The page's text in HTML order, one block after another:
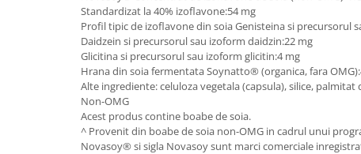
Standardizat la 40% izoflavone:54 mg
Profil tipic de izoflavone din soia Genisteina si precursorul
Daidzein si precursorul sau izoform daidzin:22 mg
Glicitina si precursorul sau izoform glicitin:4 mg
Hrana din soia fermentata Soynatto® (organica, fara
Alte ingrediente: celuloza vegetala (capsula), silice, palmitat
Non-OMG
Acest produs contine boabe de soia.
^ Provenit din boabe de soia non-OMG in cadrul unui
Novasoy® si sigla Novasoy sunt marci comerciale